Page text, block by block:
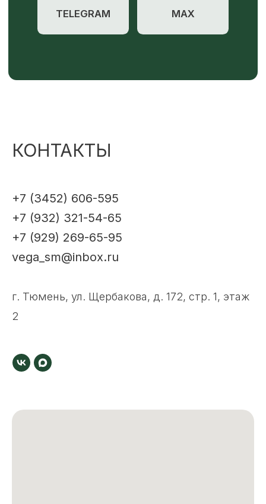
КОНТАКТЫ
+7 (3452) 606-595
+7 (932) 321-54-65
+7 (929) 269-65-95
vega_sm@inbox.ru
г. Тюмень, ул. Щербакова, д. 172, стр. 1, этаж
2